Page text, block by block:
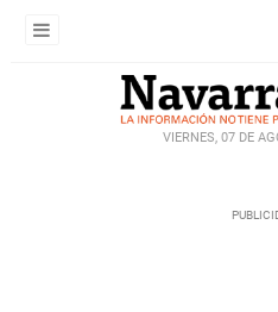
VIERNES, 07 DE